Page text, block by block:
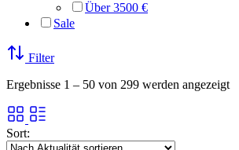
Über 3500 €
Sale
Filter
Ergebnisse 1 – 50 von 299 werden angezeigt
Sort: